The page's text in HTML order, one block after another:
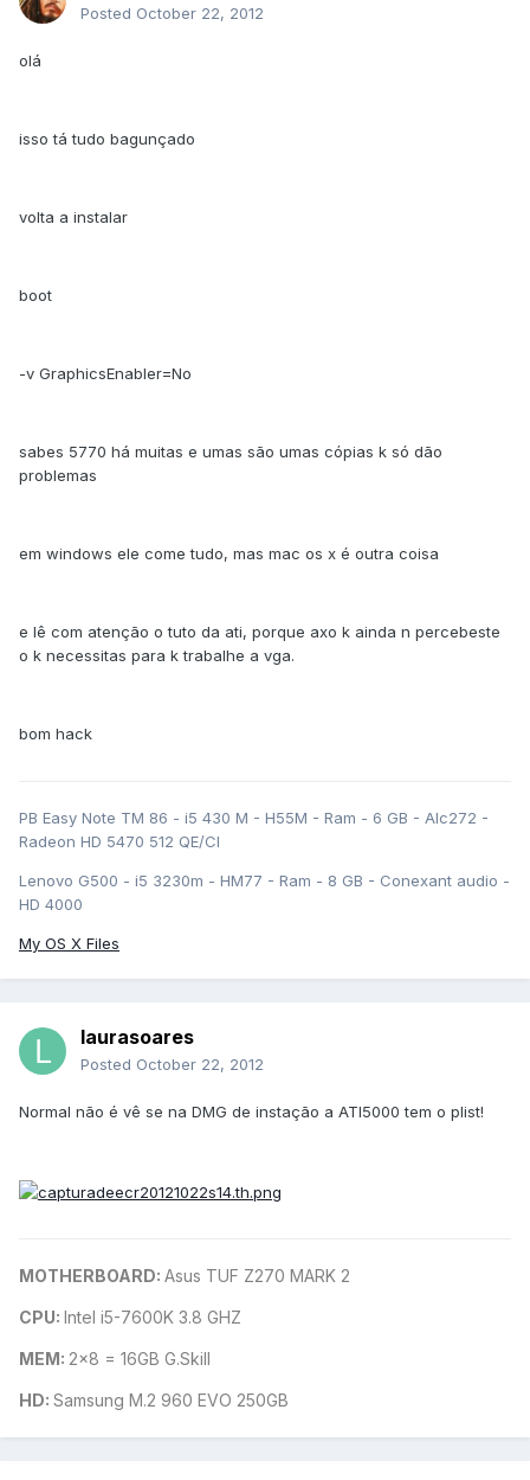
Posted October 22, 2012
olá
isso tá tudo bagunçado
volta a instalar
boot
-v GraphicsEnabler=No
sabes 5770 há muitas e umas são umas cópias k só dão
problemas
em windows ele come tudo, mas mac os x é outra coisa
e lê com atenção o tuto da ati, porque axo k ainda n percebeste
o k necessitas para k trabalhe a vga.
bom hack
PB Easy Note TM 86 - i5 430 M - H55M - Ram - 6 GB - Alc272 -
Radeon HD 5470 512 QE/CI
Lenovo G500 - i5 3230m - HM77 - Ram - 8 GB - Conexant audio -
HD 4000
My OS X Files
laurasoares
Posted October 22, 2012
Normal não é vê se na DMG de instação a ATI5000 tem o plist!
MOTHERBOARD: Asus TUF Z270 MARK 2
CPU: Intel i5-7600K 3.8 GHZ
MEM: 2x8 = 16GB G.Skill
HD: Samsung M.2 960 EVO 250GB